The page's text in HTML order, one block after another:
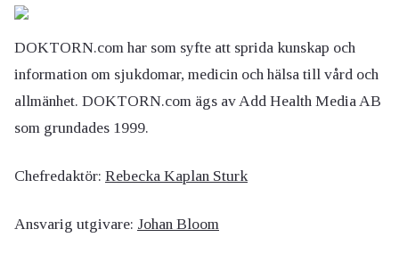
DOKTORN.com har som syfte att sprida kunskap och
information om sjukdomar, medicin och hälsa till vård och
allmänhet. DOKTORN.com ägs av Add Health Media AB
som grundades 1999.
Chefredaktör: Rebecka Kaplan Sturk
Ansvarig utgivare: Johan Bloom